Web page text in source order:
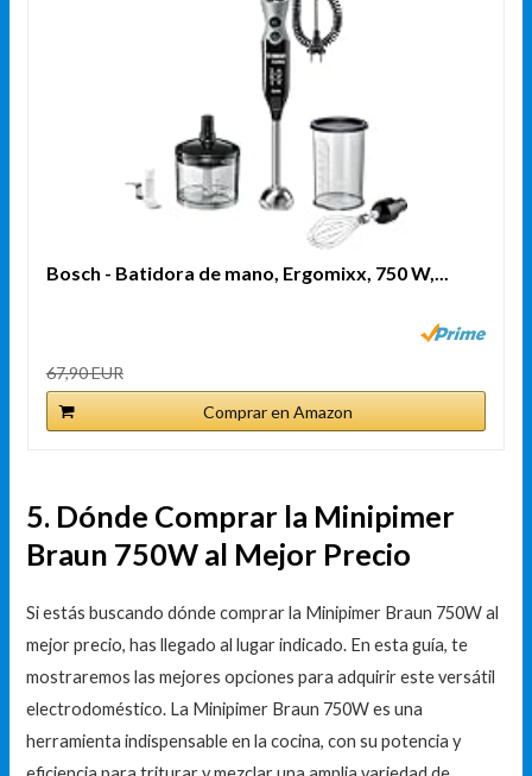
Bosch - Batidora de mano, Ergomixx, 750 W,...
67,90 EUR
Comprar en Amazon
5. Dónde Comprar la Minipimer
Braun 750W al Mejor Precio
Si estás buscando dónde comprar la Minipimer Braun 750W al
mejor precio, has llegado al lugar indicado. En esta guía, te
mostraremos las mejores opciones para adquirir este versátil
electrodoméstico. La Minipimer Braun 750W es una
herramienta indispensable en la cocina, con su potencia y